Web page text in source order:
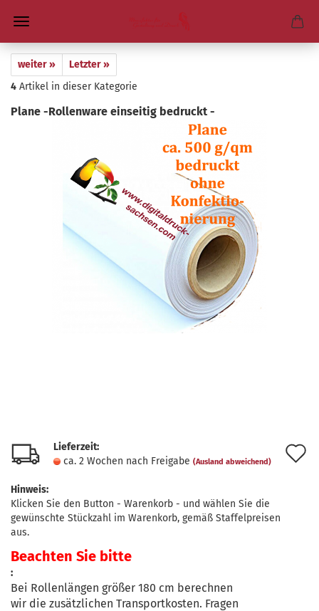
weiter »
Letzter »
4 Artikel in dieser Kategorie
Plane -​Rollenware ein­sei­tig be­druckt -
Lieferzeit:
ca. 2 Wochen nach Freigabe (Ausland abweichend)
Hinweis:
Klicken Sie den Button - Warenkorb - und wählen Sie die
gewünschte Stückzahl im Warenkorb, gemäß Staffelpreisen
aus.
Beachten Sie bitte
:
Bei Rollenlängen größer 180 cm berechnen
wir die zusätzlichen Transportkosten. Fragen